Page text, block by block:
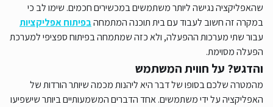
שהאפליקציה נגישה ליותר משתמשים במכשירים חכמים. שימו לב כי
במקרה זה חשוב לעבוד עם בית תוכנה המתמחהבפיתוח אפליקציות
עבור שתי מערכות ההפעלה, ולא כזה שמתמחה בפיתוח ספציפי למערכת
הפעלה מסוימת.
והדגש? על חווית המשתמש
מהמטרה שלכם בסופו של דבר היא ליהנות מכמה שיותר הורדות של
האפליקציה על ידי משתמשים. אחד הדברים המשמעותיים ביותר שישפיעו